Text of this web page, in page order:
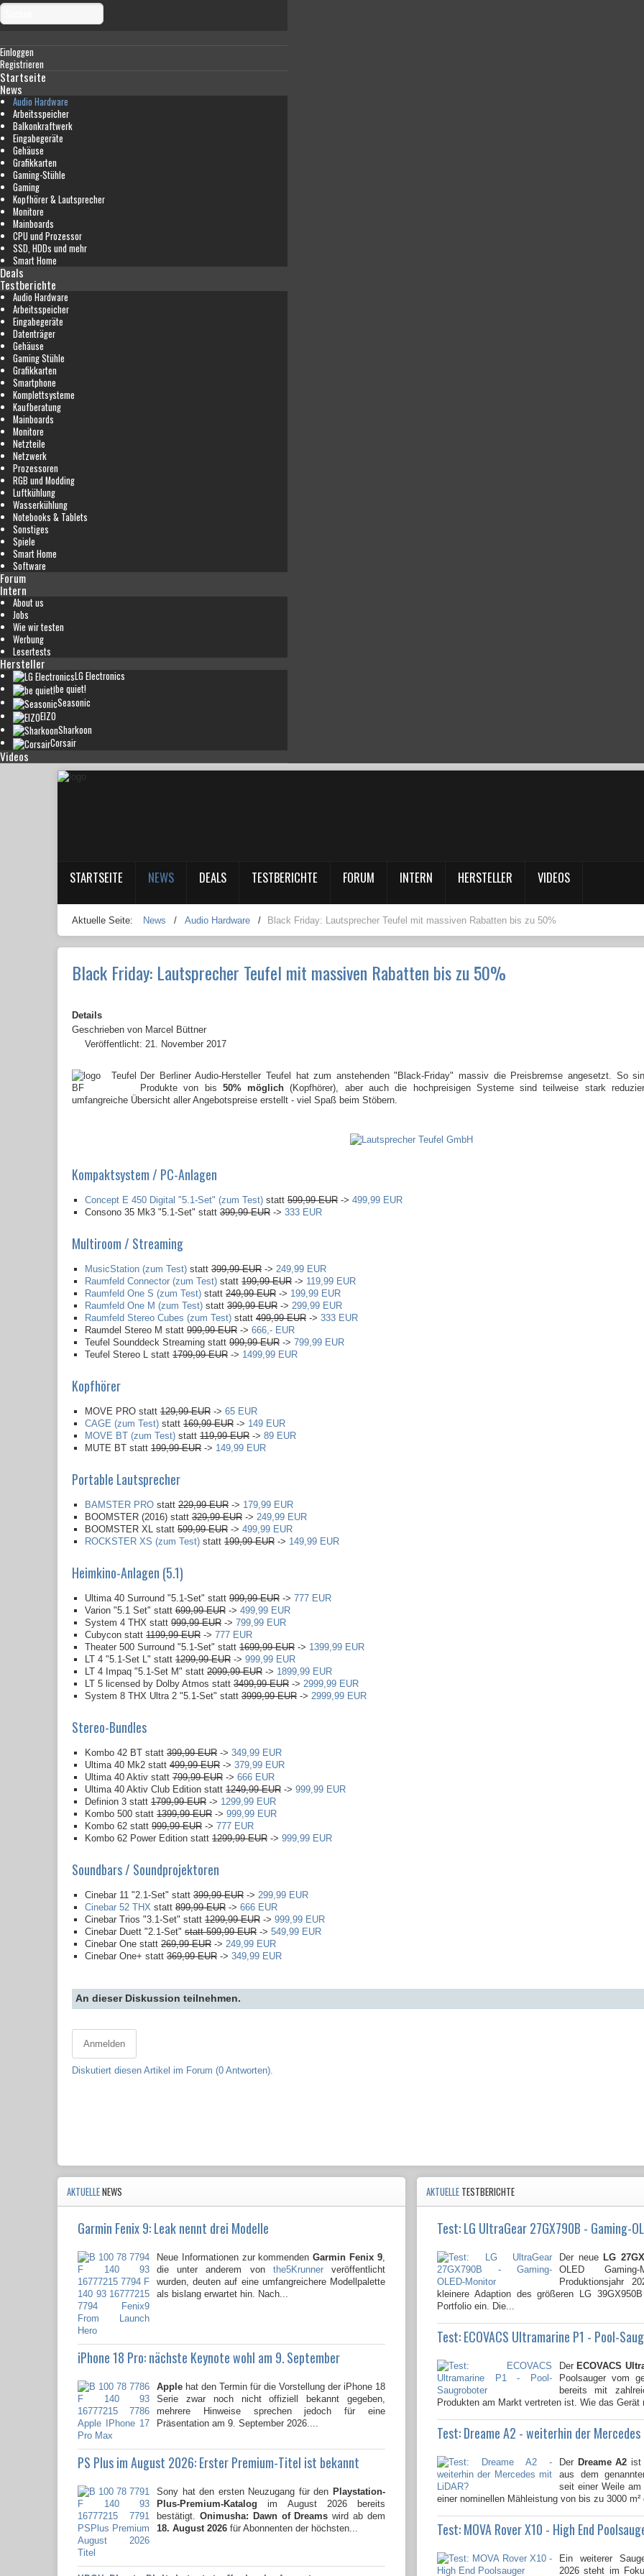
Einloggen
Registrieren
Startseite
News
Audio Hardware
Arbeitsspeicher
Balkonkraftwerk
Eingabegeräte
Gehäuse
Grafikkarten
Gaming-Stühle
Gaming
Kopfhörer & Lautsprecher
Monitore
Mainboards
CPU und Prozessor
SSD, HDDs und mehr
Smart Home
Deals
Testberichte
Audio Hardware
Arbeitsspeicher
Eingabegeräte
Datenträger
Gehäuse
Gaming Stühle
Grafikkarten
Smartphone
Komplettsysteme
Kaufberatung
Mainboards
Monitore
Netzteile
Netzwerk
Prozessoren
RGB und Modding
Luftkühlung
Wasserkühlung
Notebooks & Tablets
Sonstiges
Spiele
Smart Home
Software
Forum
Intern
About us
Jobs
Wie wir testen
Werbung
Lesertests
Hersteller
LG Electronics
be quiet!
Seasonic
EIZO
Sharkoon
Corsair
Videos
STARTSEITE NEWS DEALS TESTBERICHTE FORUM INTERN HERSTELLER VIDEOS
Aktuelle Seite: News / Audio Hardware / Black Friday: Lautsprecher Teufel mit massiven Rabatten bis zu 50%
Black Friday: Lautsprecher Teufel mit massiven Rabatten bis zu 50%
Details
Geschrieben von Marcel Büttner
Veröffentlicht: 21. November 2017
Der Berliner Audio-Hersteller Teufel hat zum anstehenden "Black-Friday" massiv die Preisbremse angesetzt. So
Produkte von bis 50% möglich (Kopfhörer), aber auch die hochpreisigen Systeme sind teilweise stark
umfangreiche Übersicht aller Angebotspreise erstellt - viel Spaß beim Stöbern.
Kompaktsystem / PC-Anlagen
Concept E 450 Digital "5.1-Set" (zum Test) statt 599,99 EUR -> 499,99 EUR
Consono 35 Mk3 "5.1-Set" statt 399,99 EUR -> 333 EUR
Multiroom / Streaming
MusicStation (zum Test) statt 399,99 EUR -> 249,99 EUR
Raumfeld Connector (zum Test) statt 199,99 EUR -> 119,99 EUR
Raumfeld One S (zum Test) statt 249,99 EUR -> 199,99 EUR
Raumfeld One M (zum Test) statt 399,99 EUR -> 299,99 EUR
Raumfeld Stereo Cubes (zum Test) statt 499,99 EUR -> 333 EUR
Raumdel Stereo M statt 999,99 EUR -> 666,- EUR
Teufel Sounddeck Streaming statt 999,99 EUR -> 799,99 EUR
Teufel Stereo L statt 1799,99 EUR -> 1499,99 EUR
Kopfhörer
MOVE PRO statt 129,99 EUR -> 65 EUR
CAGE (zum Test) statt 169,99 EUR -> 149 EUR
MOVE BT (zum Test) statt 119,99 EUR -> 89 EUR
MUTE BT statt 199,99 EUR -> 149,99 EUR
Portable Lautsprecher
BAMSTER PRO statt 229,99 EUR -> 179,99 EUR
BOOMSTER (2016) statt 329,99 EUR -> 249,99 EUR
BOOMSTER XL statt 599,99 EUR -> 499,99 EUR
ROCKSTER XS (zum Test) statt 199,99 EUR -> 149,99 EUR
Heimkino-Anlagen (5.1)
Ultima 40 Surround "5.1-Set" statt 999,99 EUR -> 777 EUR
Varion "5.1 Set" statt 699,99 EUR -> 499,99 EUR
System 4 THX statt 999,99 EUR -> 799,99 EUR
Cubycon statt 1199,99 EUR -> 777 EUR
Theater 500 Surround "5.1-Set" statt 1699,99 EUR -> 1399,99 EUR
LT 4 "5.1-Set L" statt 1299,99 EUR -> 999,99 EUR
LT 4 Impaq "5.1-Set M" statt 2099,99 EUR -> 1899,99 EUR
LT 5 licensed by Dolby Atmos statt 3499,99 EUR -> 2999,99 EUR
System 8 THX Ultra 2 "5.1-Set" statt 3999,99 EUR -> 2999,99 EUR
Stereo-Bundles
Kombo 42 BT statt 399,99 EUR -> 349,99 EUR
Ultima 40 Mk2 statt 499,99 EUR -> 379,99 EUR
Ultima 40 Aktiv statt 799,99 EUR -> 666 EUR
Ultima 40 Aktiv Club Edition statt 1249,99 EUR -> 999,99 EUR
Definion 3 statt 1799,99 EUR -> 1299,99 EUR
Kombo 500 statt 1399,99 EUR -> 999,99 EUR
Kombo 62 statt 999,99 EUR -> 777 EUR
Kombo 62 Power Edition statt 1299,99 EUR -> 999,99 EUR
Soundbars / Soundprojektoren
Cinebar 11 "2.1-Set" statt 399,99 EUR -> 299,99 EUR
Cinebar 52 THX statt 899,99 EUR -> 666 EUR
Cinebar Trios "3.1-Set" statt 1299,99 EUR -> 999,99 EUR
Cinebar Duett "2.1-Set" statt 599,99 EUR -> 549,99 EUR
Cinebar One statt 269,99 EUR -> 249,99 EUR
Cinebar One+ statt 369,99 EUR -> 349,99 EUR
An dieser Diskussion teilnehmen.
Anmelden
Diskutiert diesen Artikel im Forum (0 Antworten).
AKTUELLENEWS
Garmin Fenix 9: Leak nennt drei Modelle
Neue Informationen zur kommendenGarmin Fenix 9,
die unter anderem von the5Krunnerveröffentlicht
wurden, deuten auf eine umfangreichere Modellpalette
als bislang erwartet hin. Nach...
iPhone 18 Pro: nächste Keynote wohl am 9. September
Apple hat den Termin für die Vorstellung der iPhone 18
Serie zwar noch nicht offiziell bekannt gegeben,
mehrere Hinweise sprechen jedoch für eine
Präsentation am 9. September 2026....
PS Plus im August 2026: Erster Premium-Titel ist bekannt
Sony hat den ersten Neuzugang für den Playstation-
Plus-Premium-Katalog im August 2026 bereits
bestätigt. Onimusha: Dawn of Dreams wird ab dem
18. August 2026 für Abonnenten der höchsten...
AKTUELLE TESTBERICHTE
Test: LG UltraGear 27GX790B - Gaming-
Der neue LG
OLED
Produktionsjahr
kleinere Adaption des größeren LG
Portfolio ein. Die...
Test: ECOVACS Ultramarine P1 - Pool-
Der ECOVACS
Poolsauger vom
bereits mit
Produkten am Markt vertreten ist. Wie das Gerät
Test: Dreame A2 - weiterhin der Mercedes
Der Dreame A2 ist
aus dem
seit einer Weile
einer nominellen Mähleistung von bis zu 3000
Test: MOVA Rover X10 - High End
Ein weiterer
2026 steht im